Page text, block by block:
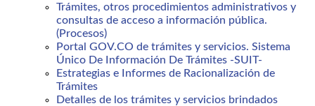
Trámites, otros procedimientos administrativos y
consultas de acceso a información pública.
(Procesos)
Portal GOV.CO de trámites y servicios. Sistema
Único De Información De Trámites -SUIT-
Estrategias e Informes de Racionalización de
Trámites
Detalles de los trámites y servicios brindados